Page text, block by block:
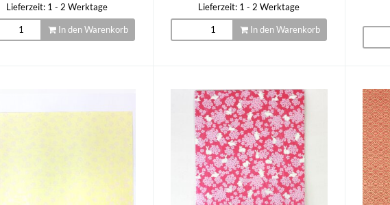
Lieferzeit: 1 - 2 Werktage
In den Warenkorb
Lieferzeit: 1 - 2 Werktage
In den Warenkorb